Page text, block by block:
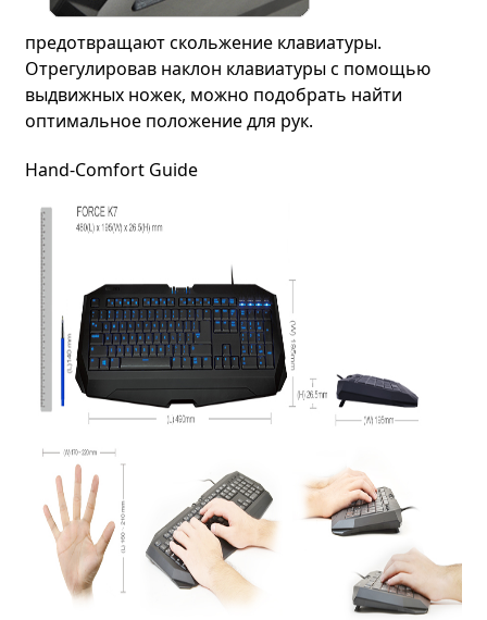
предотвращают скольжение клавиатуры.
Отрегулировав наклон клавиатуры с помощью
выдвижных ножек, можно подобрать найти
оптимальное положение для рук.
Hand-Comfort Guide